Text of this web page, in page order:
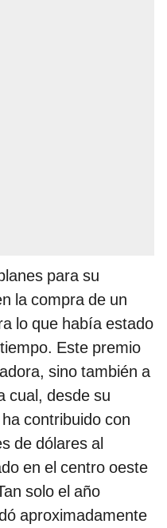
para su
la compra de un
lo que había estado
Este premio
sino también a
cual, desde su
contribuido con
de dólares al
en el centro oeste
solo el año
aproximadamente